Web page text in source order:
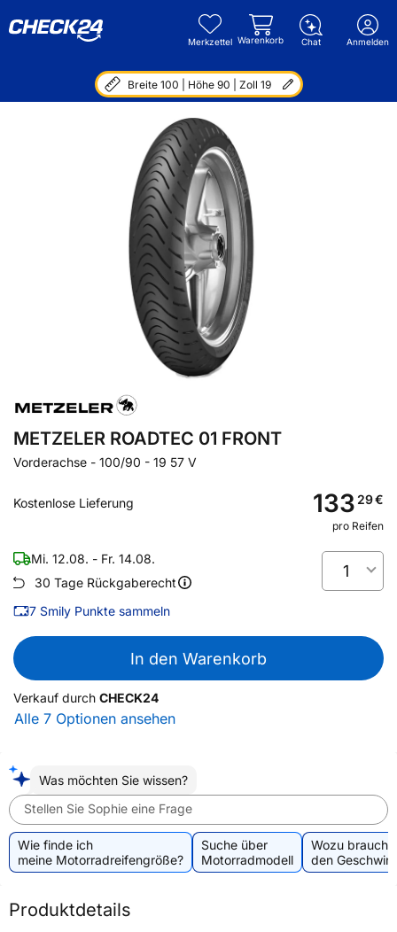
Merkzettel Warenkorb Chat Anmelden
Breite 100 | Höhe 90 | Zoll 19
METZELER ROADTEC 01 FRONT
Vorderachse - 100/90 - 19 57 V
Kostenlose Lieferung 133 29€
pro Reifen
Mi. 12.08. - Fr. 14.08.
30 Tage Rückgaberecht
7 Smily Punkte sammeln
1
In den Warenkorb
Verkauf durch CHECK24
Alle 7 Optionen ansehen
Was möchten Sie wissen?
Stellen Sie Sophie eine Frage
Wie finde ich
meine Motorradreifengröße?
Suche über
Motorradmodell
Wozu
den
Produktdetails